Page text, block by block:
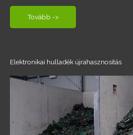
Tovább ->
Elektronikai hulladék újrahasznosítás